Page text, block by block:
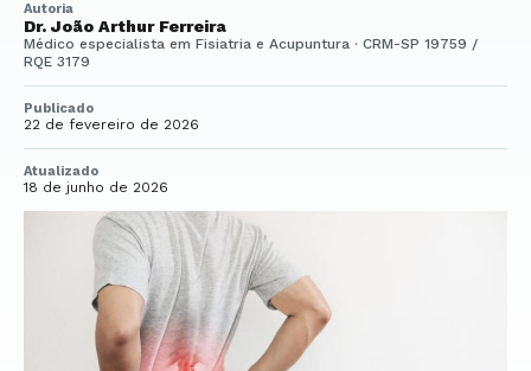
Autoria
Dr. João Arthur Ferreira
Médico especialista em Fisiatria e Acupuntura · CRM-SP 19759 /
RQE 3179
Publicado
22 de fevereiro de 2026
Atualizado
18 de junho de 2026